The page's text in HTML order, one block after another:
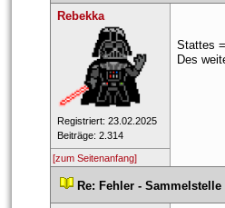
Rebekka
Registriert: 23.02.2025
Beiträge: 2.314
Stattes
Des
[zum Seitenanfang]
Re: Fehler - Sammelstelle